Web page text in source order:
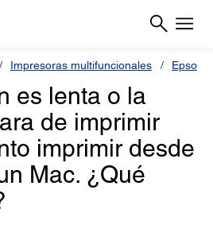
Impresoras multifuncionales Epson L
es lenta o la
de imprimir
imprimir desde
Mac. ¿Qué